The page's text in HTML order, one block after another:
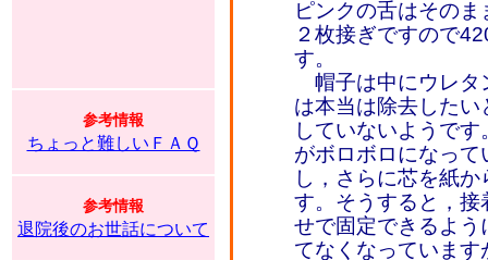
参考情報
ちょっと難しいＦＡＱ
参考情報
退院後のお世話について
ピンクの舌はその
２枚接ぎですので
す。
帽子は中にウレタ
は本当は除去した
していないようで
がボロボロになっ
し，さらに芯を紙
す。そうすると，
せで固定できるよ
てなくなっていま